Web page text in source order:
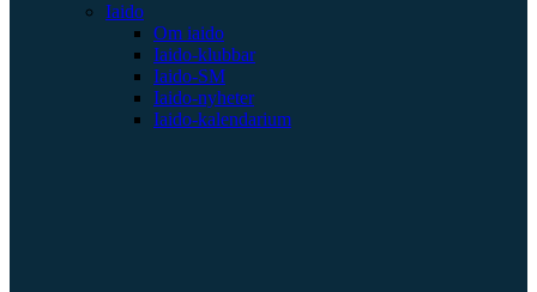
Iaido
Om iaido
Iaido-klubbar
Iaido-SM
Iaido-nyheter
Iaido-kalendarium